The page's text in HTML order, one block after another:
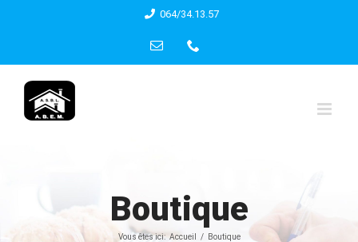
content
064/34.13.57
Email
Boutique
Vous êtes ici: Accueil Boutique